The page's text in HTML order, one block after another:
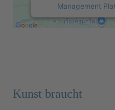
Management
Kunst braucht